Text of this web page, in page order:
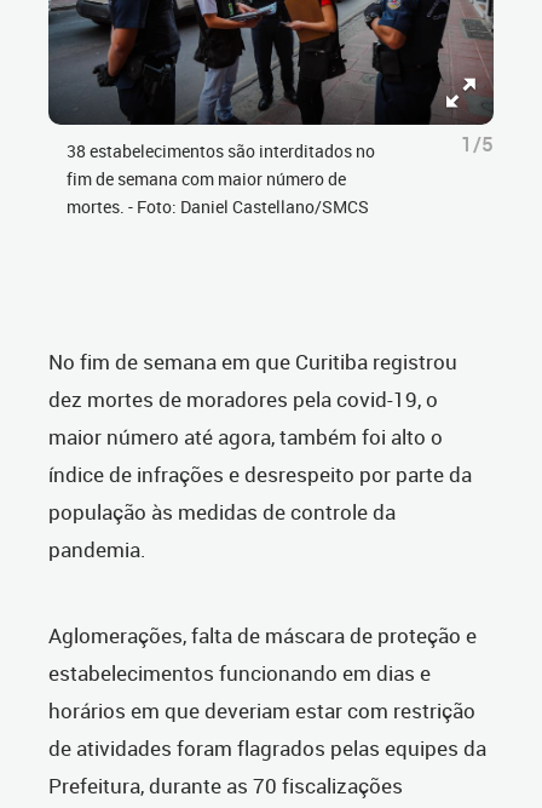
38 estabelecimentos são interditados no
fim de semana com maior número de
mortes. - Foto: Daniel Castellano/SMCS
1/5
No fim de semana em que Curitiba registrou
dez mortes de moradores pela covid-19, o
maior número até agora, também foi alto o
índice de infrações e desrespeito por parte da
população às medidas de controle da
pandemia.
Aglomerações, falta de máscara de proteção e
estabelecimentos funcionando em dias e
horários em que deveriam estar com restrição
de atividades foram flagrados pelas equipes da
Prefeitura, durante as 70 fiscalizações